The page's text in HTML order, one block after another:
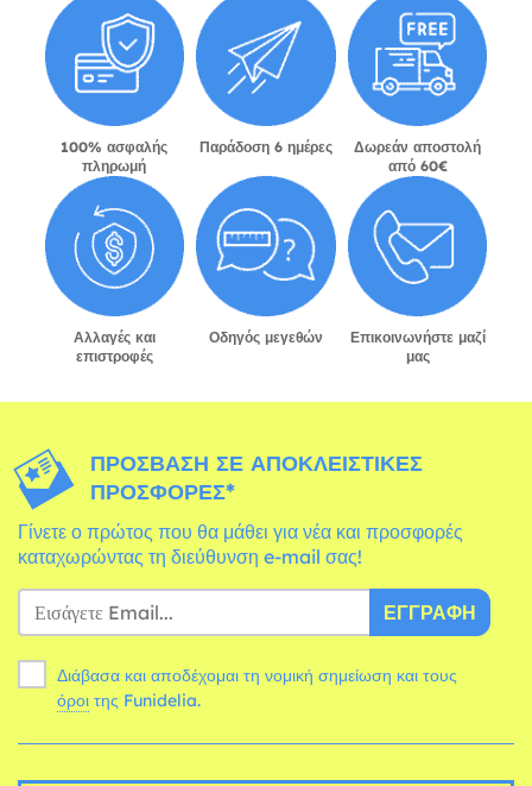
100% ασφαλής
πληρωμή
Παράδοση 6 ημέρες
Δωρεάν αποστολή
από 60€
Αλλαγές και
επιστροφές
Οδηγός μεγεθών
Επικοινωνήστε μαζί
μας
ΠΡΌΣΒΑΣΗ ΣΕ ΑΠΟΚΛΕΙΣΤΙΚΈΣ
ΠΡΟΣΦΟΡΈΣ*
Γίνετε ο πρώτος που θα μάθει για νέα και προσφορές
καταχωρώντας τη διεύθυνση e-mail σας!
ΕΓΓΡΑΦΉ
Διάβασα και αποδέχομαι τη νομική σημείωση και τους
όροι της Funidelia.